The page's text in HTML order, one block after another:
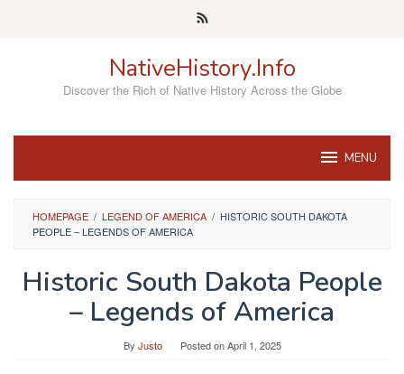
NativeHistory.Info
Discover the Rich of Native History Across the Globe
MENU
HOMEPAGE / LEGEND OF AMERICA / HISTORIC SOUTH DAKOTA
PEOPLE – LEGENDS OF AMERICA
Historic South Dakota People
– Legends of America
By Justo Posted onApril 1, 2025